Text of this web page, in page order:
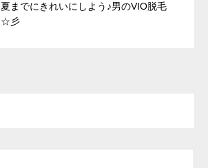
夏までにきれいにしよう♪男のVIO脱毛
☆彡